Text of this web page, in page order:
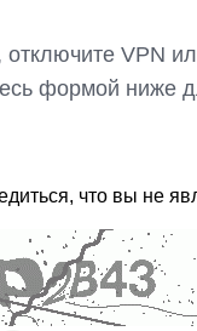
VPN
формой ниже
что вы не